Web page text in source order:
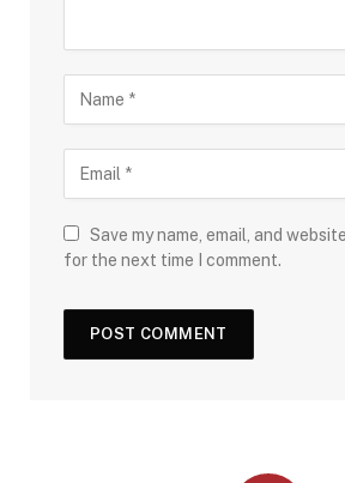
Save my name, email, and
for the next time I comment.